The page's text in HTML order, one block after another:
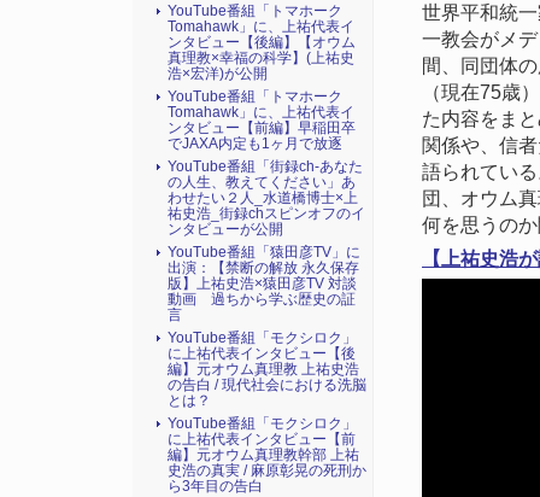
世界平和統
一教会がメ
間、同団体
（現在75歳
た内容をま
関係や、信
語られてい
団、オウム
何を思うの
【上祐史浩
YouTube番組「トマホーク
Tomahawk」に、上祐代表イ
ンタビュー【後編】【オウム
真理教×幸福の科学】(上祐史
浩×宏洋)が公開
YouTube番組「トマホーク
Tomahawk」に、上祐代表イ
ンタビュー【前編】早稲田卒
でJAXA内定も1ヶ月で放逐
YouTube番組「街録ch-あなた
の人生、教えてください」あ
わせたい２人_水道橋博士×上
祐史浩_街録chスピンオフのイ
ンタビューが公開
YouTube番組「猿田彦TV」に
出演：【禁断の解放 永久保存
版】上祐史浩×猿田彦TV 対談
動画 過ちから学ぶ歴史の証
言
YouTube番組「モクシロク」
に上祐代表インタビュー【後
編】元オウム真理教 上祐史浩
の告白 / 現代社会における洗脳
とは？
YouTube番組「モクシロク」
に上祐代表インタビュー【前
編】元オウム真理教幹部 上祐
史浩の真実 / 麻原彰晃の死刑か
ら3年目の告白